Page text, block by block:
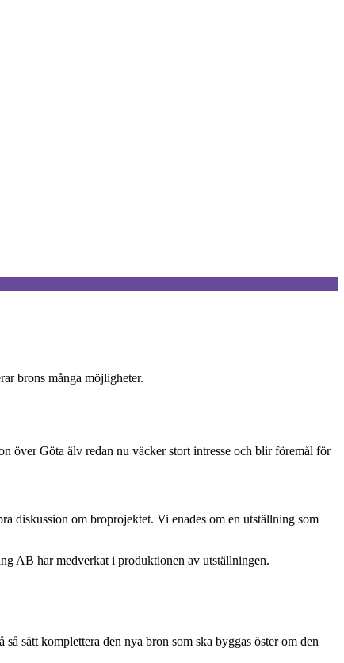
brons många möjligheter.
över Göta älv redan nu väcker stort intresse och blir föremål för
diskussion om broprojektet. Vi enades om en utställning som
AB har medverkat i produktionen av utställningen.
sätt komplettera den nya bron som ska byggas öster om den